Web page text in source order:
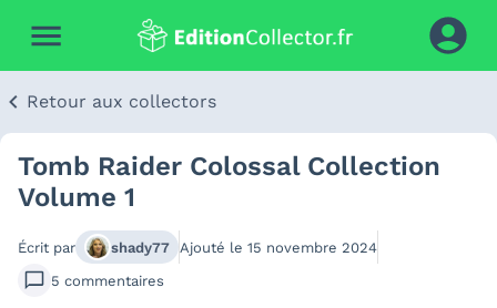
Retour aux collectors
Tomb Raider Colossal Collection
Volume 1
Écrit par shady77 Ajouté le 15 novembre 2024
5 commentaires